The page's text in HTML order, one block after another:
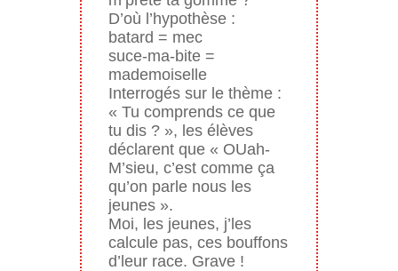
D’où l’hypothèse :
batard = mec
suce-ma-bite =
mademoiselle
Interrogés sur le thème :
« Tu comprends ce que
tu dis ? », les élèves
déclarent que « OUah-
M’sieu, c’est comme ça
qu’on parle nous les
jeunes ».
Moi, les jeunes, j’les
calcule pas, ces bouffons
d’leur race. Grave !